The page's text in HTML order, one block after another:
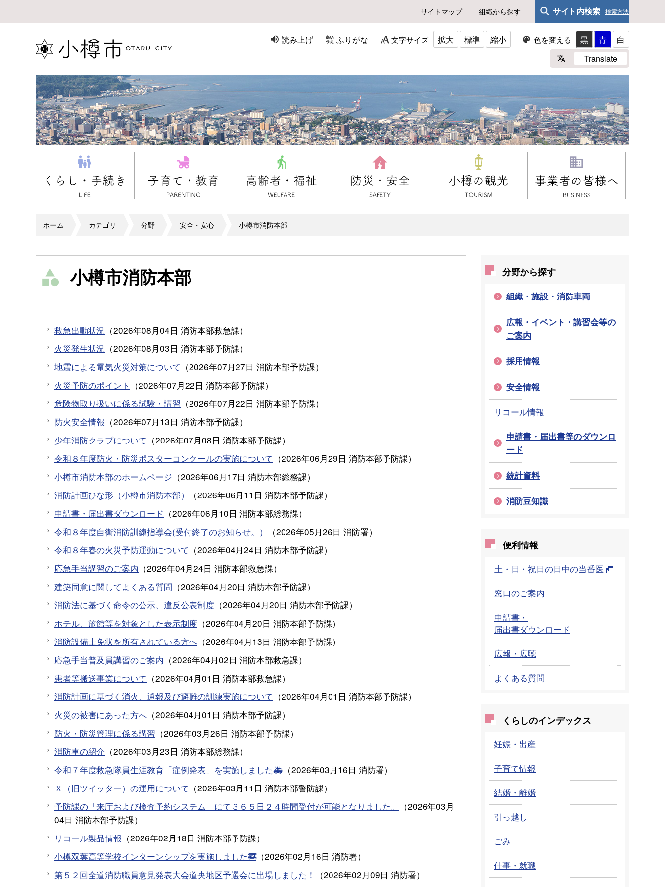
サイトマップ 組織から探す サイト内検索 検索方法
読み上げ ふりがな 文字サイズ 拡大 標準 縮小 色を変える 黒 青
白
Translate
ホーム カテゴリ 分野 安全・安心 小樽市消防本部
小樽市消防本部
救急出動状況 （2026年08月04日 消防本部救急課）
火災発生状況 （2026年08月03日 消防本部予防課）
地震による電気火災対策について （2026年07月27日 消防本部予防課）
火災予防のポイント （2026年07月22日 消防本部予防課）
危険物取り扱いに係る試験・講習 （2026年07月22日 消防本部予防課）
防火安全情報 （2026年07月13日 消防本部予防課）
少年消防クラブについて （2026年07月08日 消防本部予防課）
令和８年度防火・防災ポスターコンクールの実施について （2026年06月29日 消防本部予防課）
小樽市消防本部のホームページ （2026年06月17日 消防本部総務課）
消防計画ひな形（小樽市消防本部）
（2026年06月11日 消防本部予防課）
申請書・届出書ダウンロード （2026年06月10日 消防本部総務課）
令和８年度自衛消防訓練指導会(受付終了のお知らせ。）
（2026年05月26日 消防署）
令和８年春の火災予防運動について （2026年04月24日 消防本部予防課）
応急手当講習のご案内 （2026年04月24日 消防本部救急課）
建築同意に関してよくある質問 （2026年04月20日 消防本部予防課）
消防法に基づく命令の公示、違反公表制度 （2026年04月20日 消防本部予防課）
ホテル、旅館等を対象とした表示制度 （2026年04月20日 消防本部予防課）
消防設備士免状を所有されている方へ （2026年04月13日 消防本部予防課）
応急手当普及員講習のご案内 （2026年04月02日 消防本部救急課）
患者等搬送事業について （2026年04月01日 消防本部救急課）
消防計画に基づく消火、通報及び避難の訓練実施について （2026年04月01日 消防本部予防課）
火災の被害にあった方へ （2026年04月01日 消防本部予防課）
防火・防災管理に係る講習 （2026年03月26日 消防本部予防課）
消防車の紹介 （2026年03月23日 消防本部総務課）
令和７年度救急隊員生涯教育「症例発表」を実施しました🚑 （2026年03月16日 消防署）
Ｘ（旧ツイッター）の運用について （2026年03月11日 消防本部警防課）
予防課の「来庁および検査予約システム」にて３６５日２４時間受付が可能となりました。
（2026年03月
04日 消防本部予防課）
リコール製品情報 （2026年02月18日 消防本部予防課）
小樽双葉高等学校インターンシップを実施しました🚒（2026年02月16日 消防署）
第５２回全道消防職員意見発表大会道央地区予選会に出場しました！
（2026年02月09日 消防署）
分野から探す
組織・施設・消防車両
広報・イベント・講習会等の
ご案内
採用情報
安全情報
リコール情報
申請書・届出書等のダウンロ
ード
統計資料
消防豆知識
便利情報
土・日・祝日の日中の当番医
窓口のご案内
申請書・
届出書ダウンロード
広報・広聴
よくある質問
くらしのインデックス
妊娠・出産
子育て情報
結婚・離婚
引っ越し
ごみ
仕事・就職